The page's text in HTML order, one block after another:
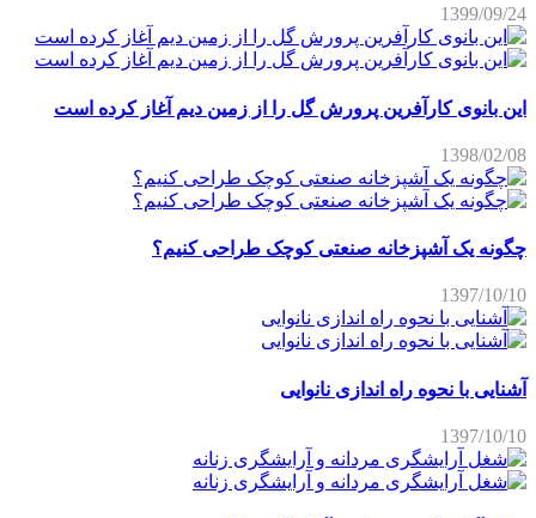
1399/09/24
این بانوی کارآفرین پرورش گل را از زمین دیم آغاز کرده است
1398/02/08
چگونه یک آشپزخانه صنعتی کوچک طراحی کنیم؟
1397/10/10
آشنایی با نحوه راه اندازی نانوایی
1397/10/10